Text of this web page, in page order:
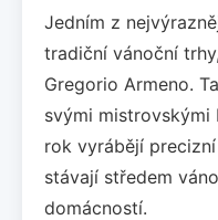
Jedním z
tradiční vánoční
Gregorio Armeno.
svými mistrovskými
rok vyrábějí
stávají středem
domácností.